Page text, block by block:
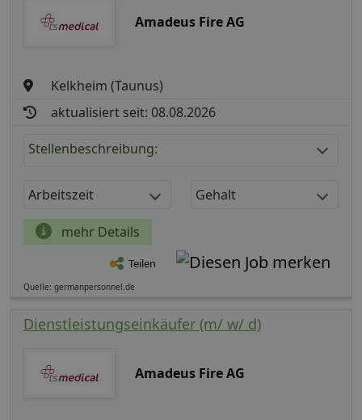
Amadeus Fire AG
Kelkheim (Taunus)
aktualisiert seit: 08.08.2026
Stellenbeschreibung:
Arbeitszeit Gehalt
mehr Details
Teilen
Quelle: germanpersonnel.de
Dienstleistungseinkäufer (m/ w/ d)
Amadeus Fire AG